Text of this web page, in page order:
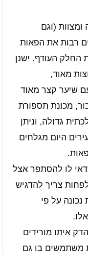
(וגם
רבות את הפאות
החלק העודף. ישנן
מאוד,
שיער קצר מאוד
מכונת תספורת
בעיה הלכתית גדולה, וניתן
היום מגלחים
לו להסתפר אצל
צריך להדגיש
על פי
איתו מורידים
משתמשים בו גם